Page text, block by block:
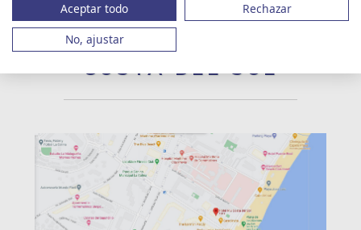
CÓMO LLEGAR
AL HOTEL RIU
COSTA DEL SOL
Aceptar todo
Rechazar
No, ajustar